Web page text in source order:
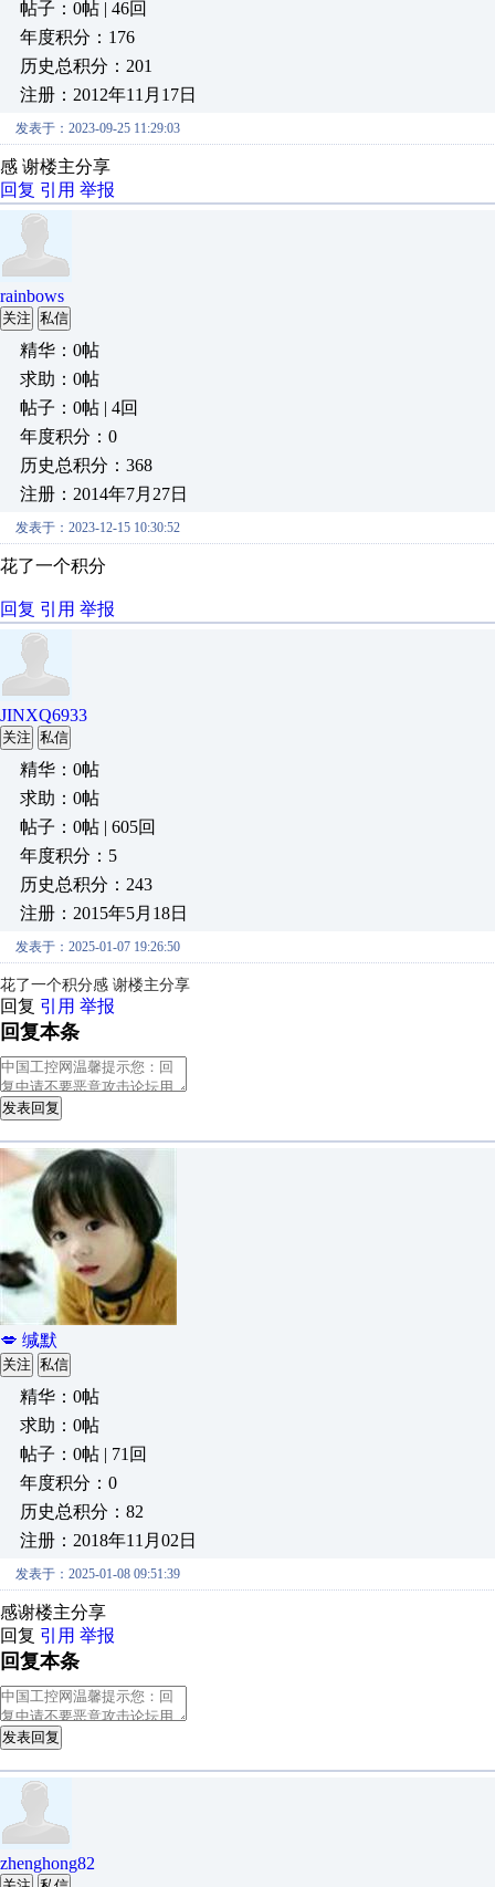
帖子：0帖 | 46回
年度积分：176
历史总积分：201
注册：2012年11月17日
发表于：2023-09-25 11:29:03
感 谢楼主分享
回复 引用 举报
rainbows
关注 私信
精华：0帖
求助：0帖
帖子：0帖 | 4回
年度积分：0
历史总积分：368
注册：2014年7月27日
发表于：2023-12-15 10:30:52
花了一个积分
回复 引用 举报
JINXQ6933
关注 私信
精华：0帖
求助：0帖
帖子：0帖 | 605回
年度积分：5
历史总积分：243
注册：2015年5月18日
发表于：2025-01-07 19:26:50
花了一个积分感 谢楼主分享
回复 引用 举报
回复本条
发表回复
💋 缄默
关注 私信
精华：0帖
求助：0帖
帖子：0帖 | 71回
年度积分：0
历史总积分：82
注册：2018年11月02日
发表于：2025-01-08 09:51:39
感谢楼主分享
回复 引用 举报
回复本条
发表回复
zhenghong82